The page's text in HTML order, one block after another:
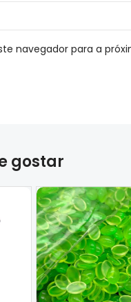
navegador para a
gostar